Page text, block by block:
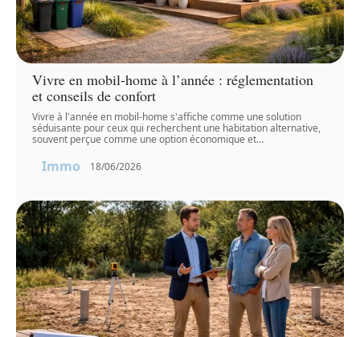
Vivre en mobil-home à l’année : réglementation
et conseils de confort
Vivre à l'année en mobil-home s'affiche comme une solution
séduisante pour ceux qui recherchent une habitation alternative,
souvent perçue comme une option économique et…
Immo 18/06/2026